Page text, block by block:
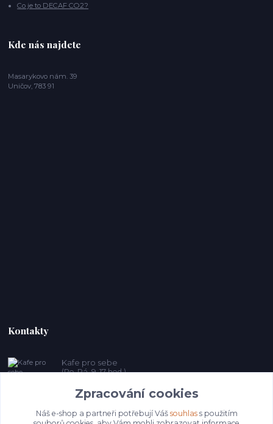
Co je to DECAF CO2?
Kde nás najdete
Masarykovo nám. 39
Uničov, 783 91
Kontakty
Kafe pro sebe
(Po-Pá, 9-17 hod.)
prosebeunicov@seznam.cz
Zpracování cookies
Náš e-shop a partneři potřebují Váš souhlass použitím